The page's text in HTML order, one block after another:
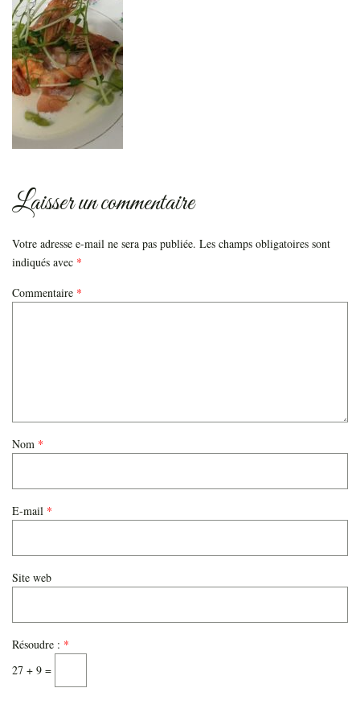
Laisser un commentaire
Votre adresse e-mail ne sera pas publiée. Les champs obligatoires sont
indiqués avec *
Commentaire *
Nom *
E-mail *
Site web
Résoudre : *
27 + 9 =